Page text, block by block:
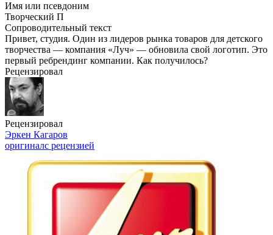
Имя или псевдоним
Творческий П
Сопроводительный текст
Привет, студия. Один из лидеров рынка товаров для детского
творчества — компания «Луч» — обновила свой логотип. Это
первый ребрендинг компании. Как получилось?
Рецензировал
Рецензировал
Эркен Кагаров
оригиналс рецензией